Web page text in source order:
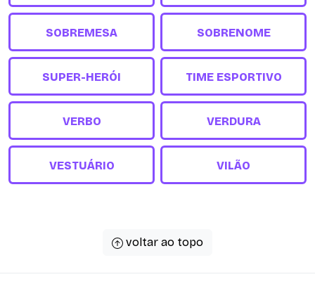
SOBREMESA SOBRENOME
SUPER-HERÓI TIME ESPORTIVO
VERBO VERDURA
VESTUÁRIO VILÃO
voltar ao topo